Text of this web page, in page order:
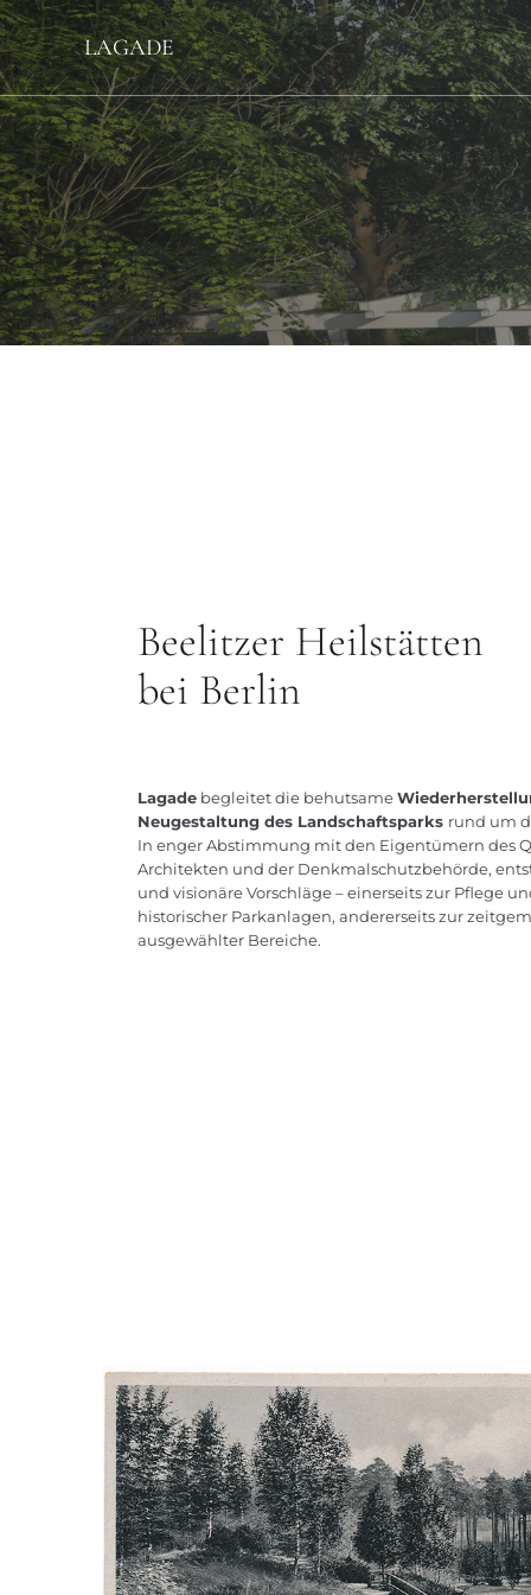
LAGADE
Beelitzer Heilstätten
bei Berlin
Lagade begleitet die behutsame
Neugestaltung des Landschaftsparks rund um
In enger Abstimmung mit den Eigentümern des
Architekten und der Denkmalschutzbehörde,
und visionäre Vorschläge – einerseits zur Pflege
historischer Parkanlagen, andererseits zur
ausgewählter Bereiche.